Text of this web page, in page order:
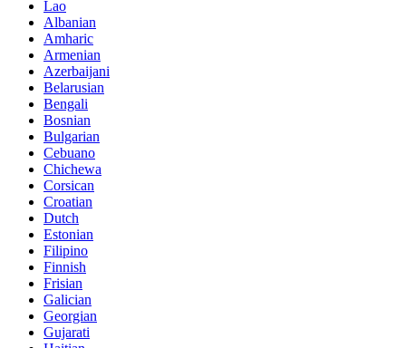
Lao
Albanian
Amharic
Armenian
Azerbaijani
Belarusian
Bengali
Bosnian
Bulgarian
Cebuano
Chichewa
Corsican
Croatian
Dutch
Estonian
Filipino
Finnish
Frisian
Galician
Georgian
Gujarati